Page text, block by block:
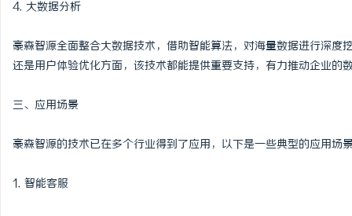
4. 大数据分析
豪森智源全面整合大数据技术，借助智能算法，对海量数据进行深
还是用户体验优化方面，该技术都能提供重要支持，有力推动企业的
三、应用场景
豪森智源的技术已在多个行业得到了应用，以下是一些典型的应用场
1. 智能客服